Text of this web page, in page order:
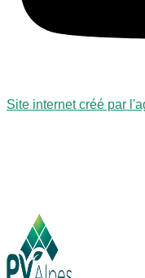
Site internet créé par